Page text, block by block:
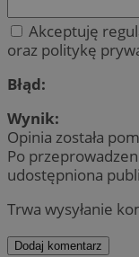
Akceptuję
oraz politykę
Błąd:
Wynik:
Opinia została
Po
udostępniona
Trwa wysyłanie
Dodaj komentarz